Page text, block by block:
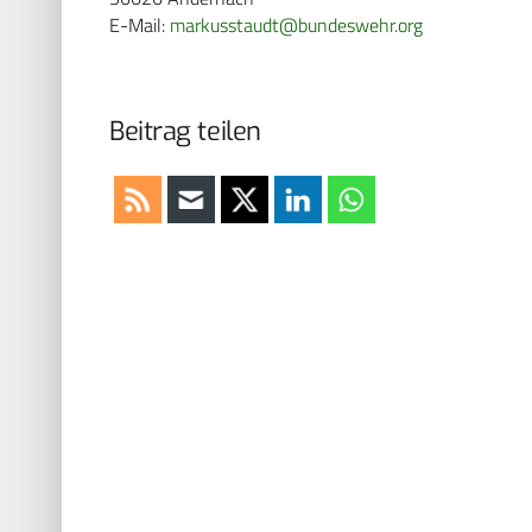
E-Mail: markusstaudt@bundeswehr.org
Beitrag teilen